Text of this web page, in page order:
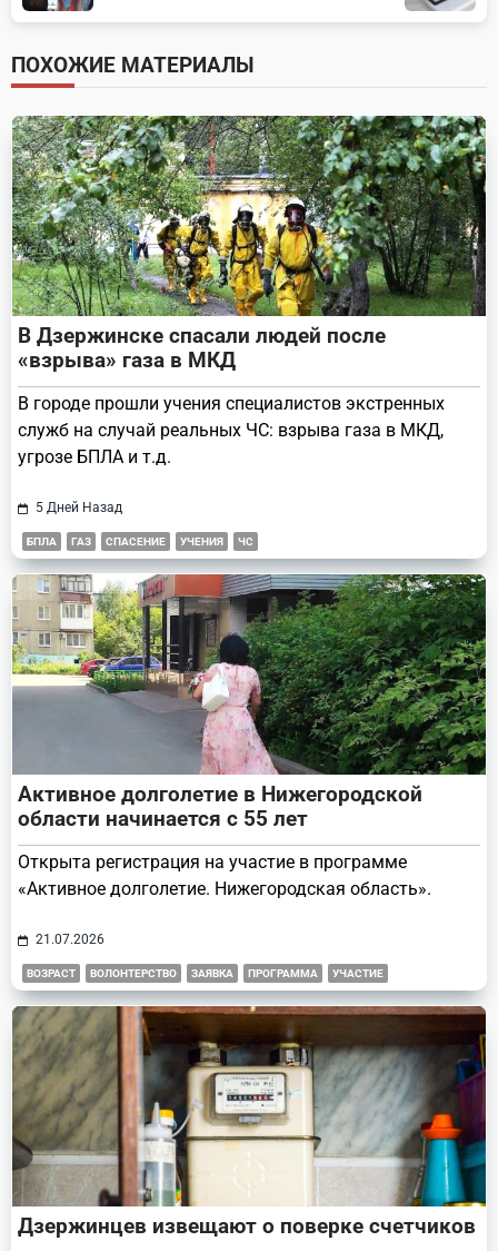
subtitle
screen-
reader-
text">Page</span>
ПОХОЖИЕ МАТЕРИАЛЫ
В Дзержинске спасали людей после
«взрыва» газа в МКД
В городе прошли учения специалистов экстренных
служб на случай реальных ЧС: взрыва газа в МКД,
угрозе БПЛА и т.д.
5 Дней Назад
БПЛА ГАЗ СПАСЕНИЕ УЧЕНИЯ ЧС
Активное долголетие в Нижегородской
области начинается с 55 лет
Открыта регистрация на участие в программе
«Активное долголетие. Нижегородская область».
21.07.2026
ВОЗРАСТ ВОЛОНТЕРСТВО ЗАЯВКА ПРОГРАММА УЧАСТИЕ
Дзержинцев извещают о поверке счетчиков